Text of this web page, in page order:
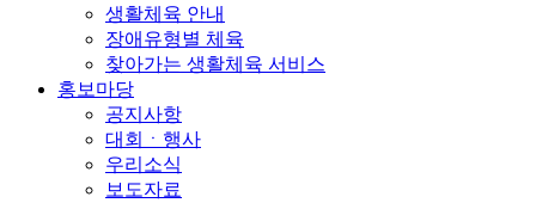
생활체육 안내
장애유형별 체육
찾아가는 생활체육 서비스
홍보마당
공지사항
대회ㆍ행사
우리소식
보도자료